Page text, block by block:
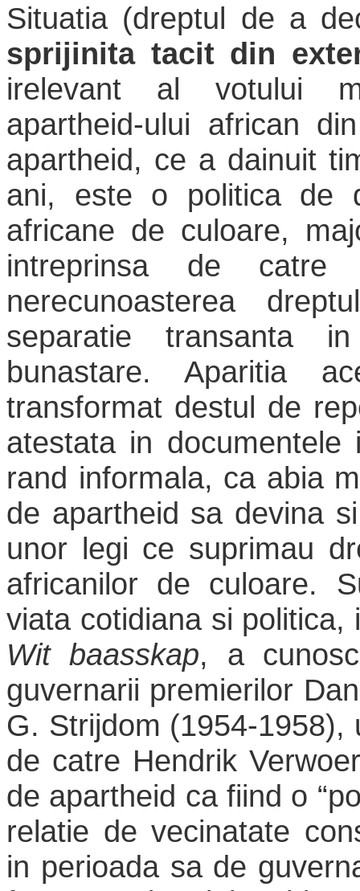
Situatia (dreptul de a
sprijinita tacit din
irelevant al votului
apartheid-ului african
apartheid, ce a dainuit
ani, este o politica de
africane de culoare,
intreprinsa de catre
nerecunoasterea
separatie transanta
bunastare. Aparitia
transformat destul de
atestata in
rand informala, ca abia
de apartheid sa devina
unor legi ce suprimau
africanilor de culoare.
viata cotidiana si
Wit baasskap, a
guvernarii premierilor
G. Strijdom (1954-
de catre Hendrik
de apartheid ca fiind o
relatie de vecinatate
in perioada sa de